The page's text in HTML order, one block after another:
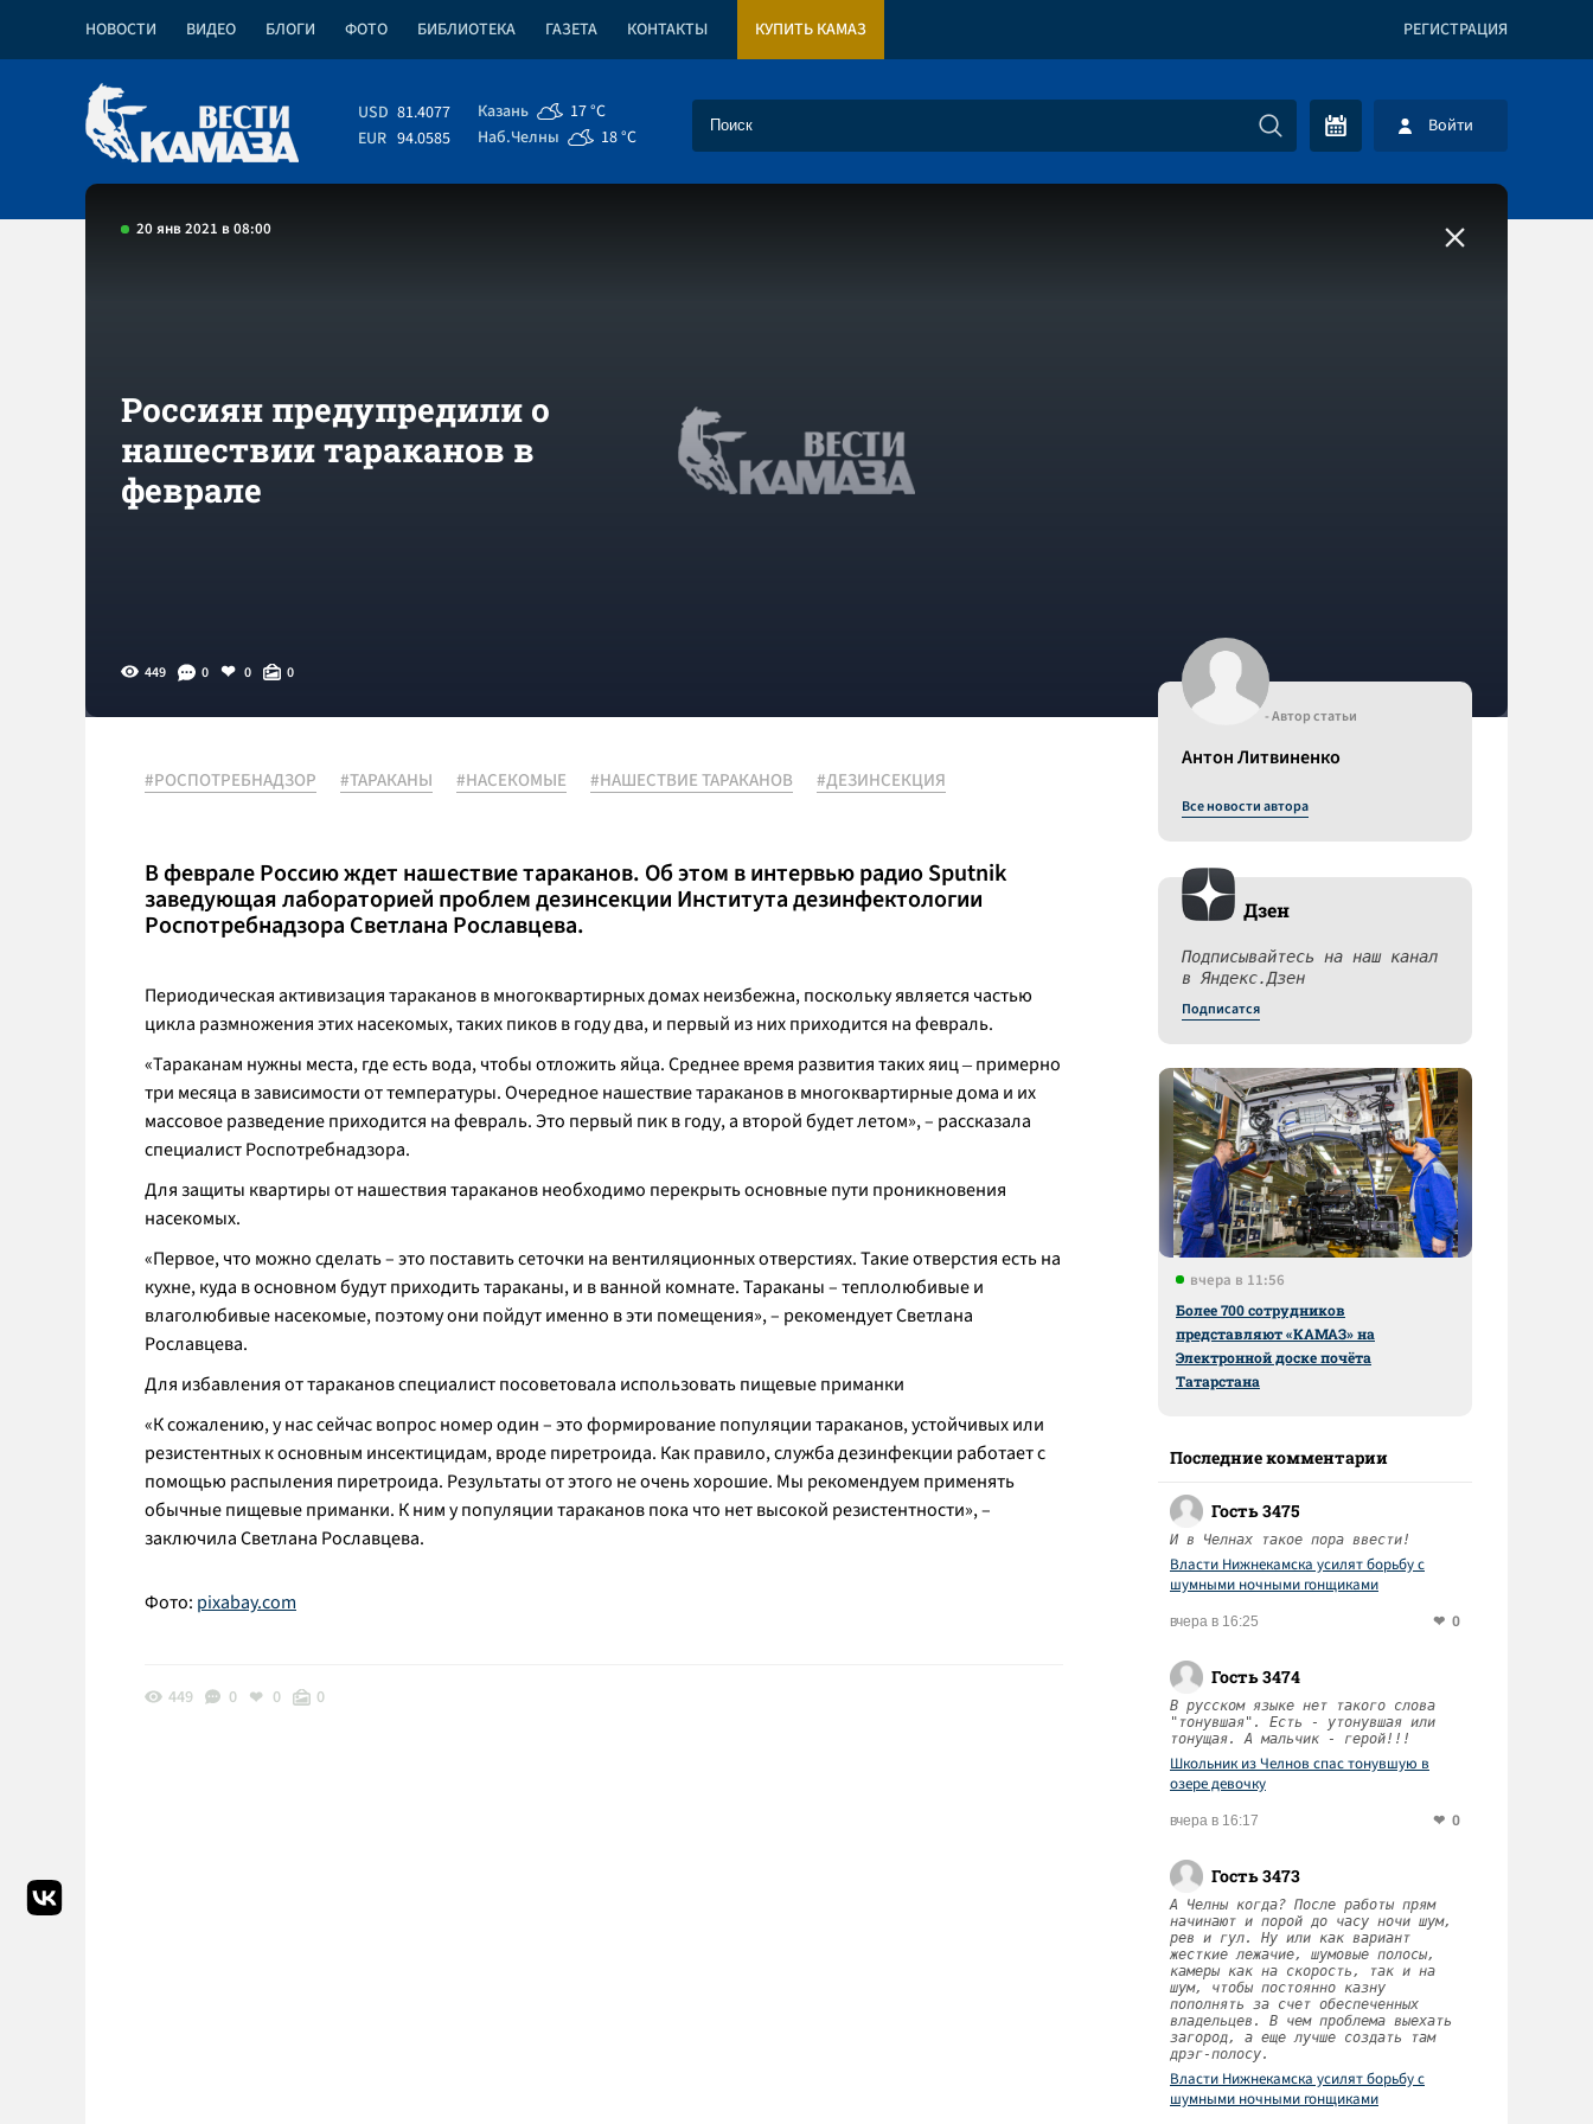
НОВОСТИ ВИДЕО БЛОГИ ФОТО БИБЛИОТЕКА ГАЗЕТА КОНТАКТЫ КУПИТЬ КАМАЗ РЕГИСТРАЦИЯ
USD 81.4077
EUR 94.0585
Казань
17 °C
Наб.Челны
18 °C Войти
20 янв 2021 в 08:00
Россиян предупредили о
нашествии тараканов в
феврале
449 0 0 0
#РОСПОТРЕБНАДЗОР #ТАРАКАНЫ #НАСЕКОМЫЕ #НАШЕСТВИЕ ТАРАКАНОВ #ДЕЗИНСЕКЦИЯ
В феврале Россию ждет нашествие тараканов. Об этом в интервью радио Sputnik
заведующая лабораторией проблем дезинсекции Института дезинфектологии
Роспотребнадзора Светлана Рославцева.
Периодическая активизация тараканов в многоквартирных домах неизбежна, поскольку является частью
цикла размножения этих насекомых, таких пиков в году два, и первый из них приходится на февраль.
«Тараканам нужны места, где есть вода, чтобы отложить яйца. Среднее время развития таких яиц ‒ примерно
три месяца в зависимости от температуры. Очередное нашествие тараканов в многоквартирные дома и их
массовое разведение приходится на февраль. Это первый пик в году, а второй будет летом», – рассказала
специалист Роспотребнадзора.
Для защиты квартиры от нашествия тараканов необходимо перекрыть основные пути проникновения
насекомых.
«Первое, что можно сделать – это поставить сеточки на вентиляционных отверстиях. Такие отверстия есть на
кухне, куда в основном будут приходить тараканы, и в ванной комнате. Тараканы – теплолюбивые и
влаголюбивые насекомые, поэтому они пойдут именно в эти помещения», – рекомендует Светлана
Рославцева.
Для избавления от тараканов специалист посоветовала использовать пищевые приманки
«К сожалению, у нас сейчас вопрос номер один – это формирование популяции тараканов, устойчивых или
резистентных к основным инсектицидам, вроде пиретроида. Как правило, служба дезинфекции работает с
помощью распыления пиретроида. Результаты от этого не очень хорошие. Мы рекомендуем применять
обычные пищевые приманки. К ним у популяции тараканов пока что нет высокой резистентности», –
заключила Светлана Рославцева.
Фото: pixabay.com
449 0 0 0
- Автор статьи
Антон Литвиненко
Все новости автора
Дзен
Подписывайтесь на наш канал
в Яндекс.Дзен
Подписатся
вчера в 11:56
Более 700 сотрудников
представляют «КАМАЗ» на
Электронной доске почёта
Татарстана
Последние комментарии
Гость 3475
И в Челнах такое пора ввести!
Власти Нижнекамска усилят борьбу с
шумными ночными гонщиками
вчера в 16:25 0
Гость 3474
В русском языке нет такого слова
"тонувшая". Есть - утонувшая или
тонущая. А мальчик - герой!!!
Школьник из Челнов спас тонувшую в
озере девочку
вчера в 16:17 0
Гость 3473
А Челны когда? После работы прям
начинают и порой до часу ночи шум,
рев и гул. Ну или как вариант
жесткие лежачие, шумовые полосы,
камеры как на скорость, так и на
шум, чтобы постоянно казну
пополнять за счет обеспеченных
владельцев. В чем проблема выехать
загород, а еще лучше создать там
дрэг-полосу.
Власти Нижнекамска усилят борьбу с
шумными ночными гонщиками